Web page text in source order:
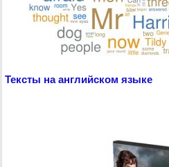
Тексты на английском языке